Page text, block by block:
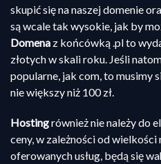
skupić się na naszej domenie
są wcale tak wysokie, jak by
Domena z końcówką .pl to
złotych w skali roku. Jeśli
popularne, jak com, to musimy
nie większy niż 100 zł.
Hostingrównież nie należy do
ceny, w zależności od wielkości
oferowanych usług, będą się